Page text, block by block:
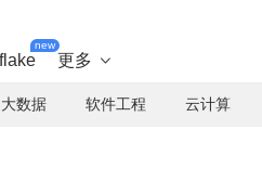
new
更多 
大数据 软件工程 云计算